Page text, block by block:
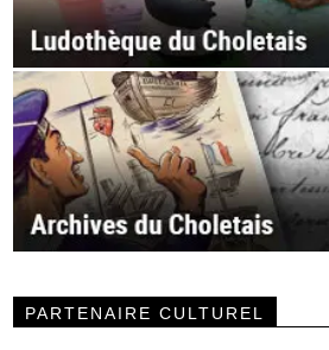
PARTENAIRE CULTUREL